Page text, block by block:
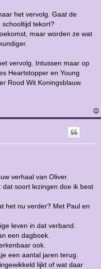
het vervolg. Gaat de
tekort?
maar worden ze wat
vervolg. Intussen maar op
Heartstopper en Young
Rood Wit Koningsblauw.
verhaal van Oliver.
soort lezingen doe ik best
het nu verder? Met Paul en
leven in dat verband.
een dagboek.
ook.
een aantal jaren terug.
lijkt of wat daar